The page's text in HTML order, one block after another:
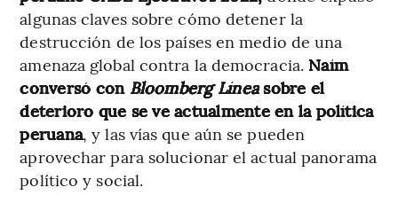
algunas claves sobre cómo detener la
destrucción de los países en medio de una
amenaza global contra la democracia. Naím
conversó con Bloomberg Líneasobre el
deterioro que se ve actualmente en la política
peruana, y las vías que aún se pueden
aprovechar para solucionar el actual panorama
político y social.